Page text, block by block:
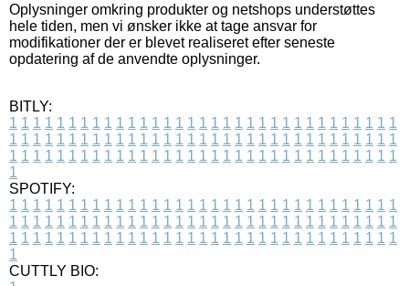
Oplysninger omkring produkter og netshops understøttes
hele tiden, men vi ønsker ikke at tage ansvar for
modifikationer der er blevet realiseret efter seneste
opdatering af de anvendte oplysninger.
BITLY:
1 1 1 1 1 1 1 1 1 1 1 1 1 1 1 1 1 1 1 1 1 1 1 1 1 1 1 1 1 1 1 1 1
1 1 1 1 1 1 1 1 1 1 1 1 1 1 1 1 1 1 1 1 1 1 1 1 1 1 1 1 1 1 1 1 1
1 1 1 1 1 1 1 1 1 1 1 1 1 1 1 1 1 1 1 1 1 1 1 1 1 1 1 1 1 1 1 1 1
1
SPOTIFY:
1 1 1 1 1 1 1 1 1 1 1 1 1 1 1 1 1 1 1 1 1 1 1 1 1 1 1 1 1 1 1 1 1
1 1 1 1 1 1 1 1 1 1 1 1 1 1 1 1 1 1 1 1 1 1 1 1 1 1 1 1 1 1 1 1 1
1 1 1 1 1 1 1 1 1 1 1 1 1 1 1 1 1 1 1 1 1 1 1 1 1 1 1 1 1 1 1 1 1
1
CUTTLY BIO: